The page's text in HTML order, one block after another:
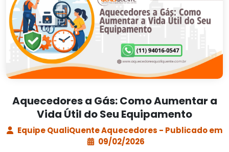
Aquecedores a Gás: Como Aumentar a
Vida Útil do Seu Equipamento
Equipe QualiQuente Aquecedores - Publicado em
09/02/2026